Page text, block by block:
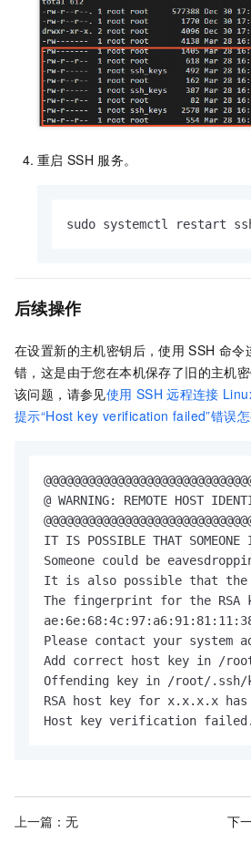
重启 SSH 服务。
sudo systemctl restart
后续操作
在设置新的主机密钥后，使用 SSH 命令
错，这是由于您在本机保存了旧的主机
该问题，请参见使用 SSH 远程连接
提示“Host key verification failed”错误
@ WARNING: REMOTE HOST
IT IS POSSIBLE THAT SOMEONE
Someone could be
It is also possible that the
The fingerprint for the RSA
Please contact your system
Add correct host key in /
Offending key in /root/.ssh/
RSA host key for x.x.x.x
Host key verification failed.
上一篇：无 下